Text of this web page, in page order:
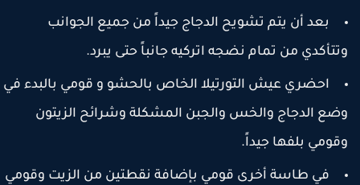
بعد أن يتم تشويح الدجاج جيداً من جميع الجوانب
من تمام نضجه اتركيه جانباً حتى يبرد.
احضري عيش التورتيلا الخاص بالحشو و قومي بالبدء في
الدجاج والخس والجبن المشكلة وشرائح الزيتون
بلفها جيداً.
في طاسة أخرى قومي بإضافة نقطتين من الزيت وقومي